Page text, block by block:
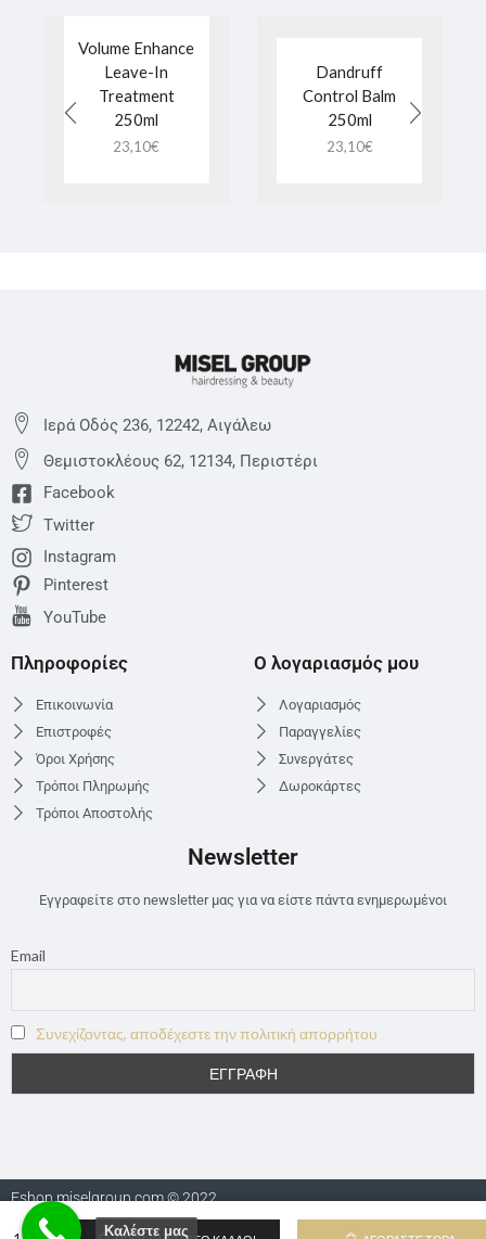
Volume Enhance
Leave-In
Treatment
250ml
23,10€
Dandruff
Control Balm
250ml
23,10€
Ιερά Οδός 236, 12242, Αιγάλεω
Θεμιστoκλέους 62, 12134, Περιστέρι
Facebook
Twitter
Instagram
Pinterest
YouTube
Πληροφορίες
Επικοινωνία
Επιστροφές
Όροι Χρήσης
Τρόποι Πληρωμής
Τρόποι Αποστολής
Ο λογαριασμός μου
Λογαριασμός
Παραγγελίες
Συνεργάτες
Δωροκάρτες
Newsletter
Εγγραφείτε στο newsletter μας για να είστε πάντα ενημερωμένοι
Email
Συνεχίζοντας, αποδέχεστε την πολιτική απορρήτου
Eshop.miselgroup.com © 2022
Καλέστε μας